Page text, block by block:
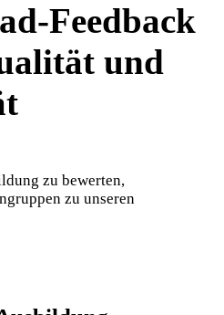
Feedback
und
zu bewerten,
zu unseren